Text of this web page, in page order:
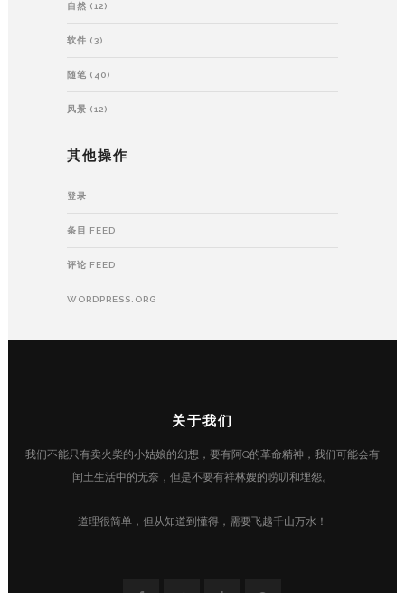
自然 (12)
软件 (3)
随笔 (40)
风景 (12)
其他操作
登录
条目 FEED
评论 FEED
WORDPRESS.ORG
关于我们
我们不能只有卖火柴的小姑娘的幻想，要有阿Q的革命精神，我们可能会有
闰土生活中的无奈，但是不要有祥林嫂的唠叨和埋怨。
道理很简单，但从知道到懂得，需要飞越千山万水！